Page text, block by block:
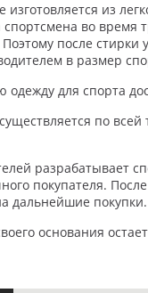
изготовляется из
во время
после
в размер
для спорта
по
разрабатывает
покупателя.
дальнейшие покупки.
основания